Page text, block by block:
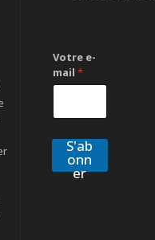
Votre e-
mail *
S'ab
onn
er